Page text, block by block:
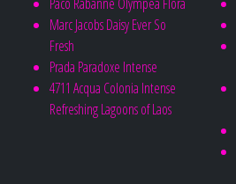
Marc Jacobs Daisy Ever So
Fresh
Prada Paradoxe Intense
4711 Acqua Colonia Intense
Refreshing Lagoons of Laos